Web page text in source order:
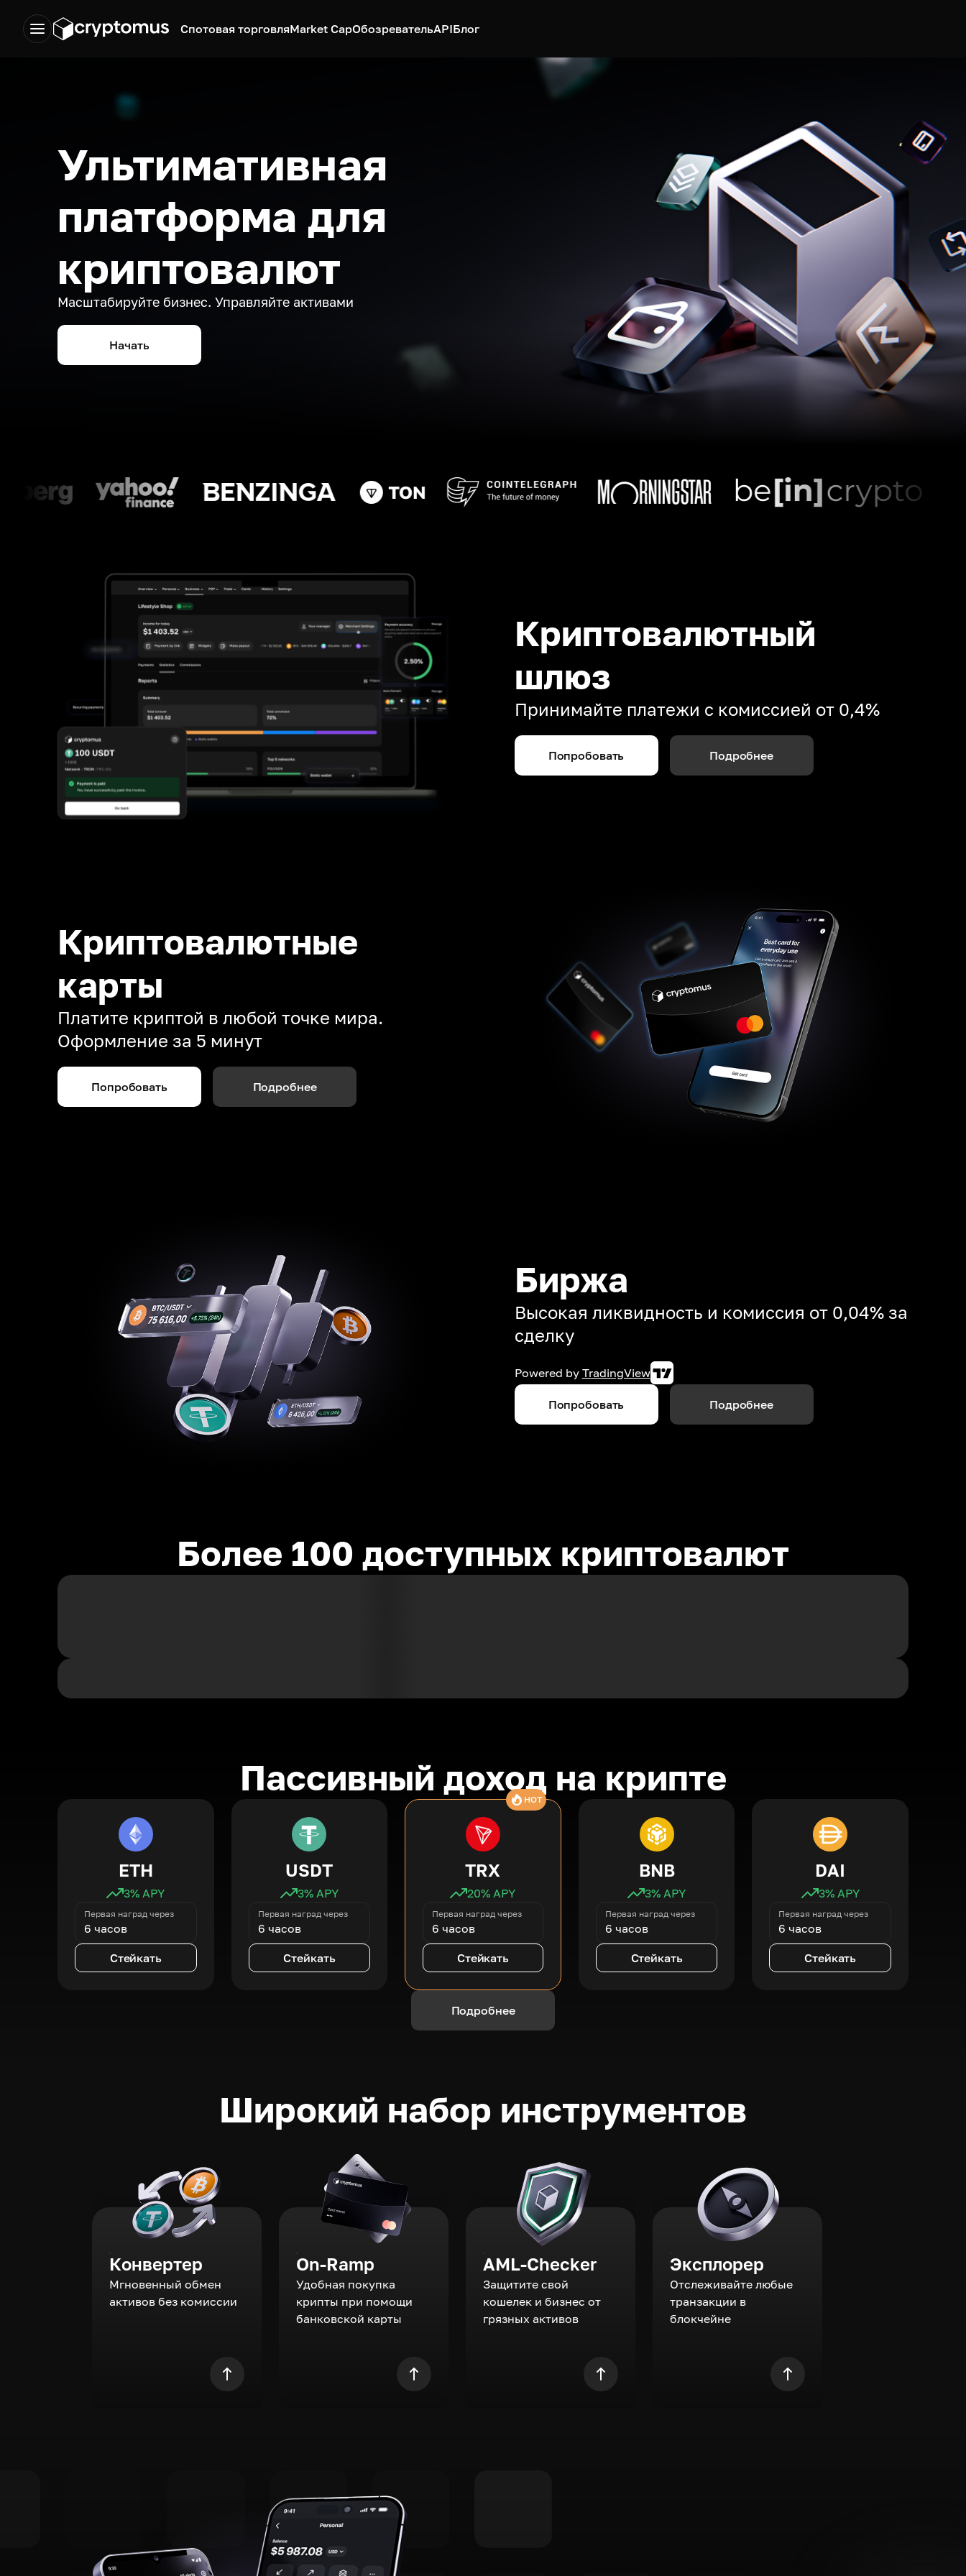
Спотовая торговляMarket CapОбозревательAPIБлог
Ультимативная
платформа для
криптовалют
Масштабируйте бизнес. Управляйте активами
Начать
Криптовалютный
шлюз
Принимайте платежи с комиссией от 0,4%
Попробовать Подробнее
Криптовалютные
карты
Платите криптой в любой точке мира.
Оформление за 5 минут
Попробовать Подробнее
Биржа
Высокая ликвидность и комиссия от 0,04% за
сделку
Powered by TradingView
Попробовать Подробнее
Более 100 доступных криптовалют
Пассивный доход на крипте
ETH
3% APY
Первая наград через
6 часов
Стейкать
USDT
3% APY
Первая наград через
6 часов
Стейкать
HOT
TRX
20% APY
Первая наград через
6 часов
Стейкать
BNB
3% APY
Первая наград через
6 часов
Стейкать
DAI
3% APY
Первая наград через
6 часов
Стейкать
Подробнее
Широкий набор инструментов
Конвертер
Мгновенный обмен
активов без комиссии
On-Ramp
Удобная покупка
крипты при помощи
банковской карты
AML-Checker
Защитите свой
кошелек и бизнес от
грязных активов
Эксплорер
Отслеживайте любые
транзакции в
блокчейне